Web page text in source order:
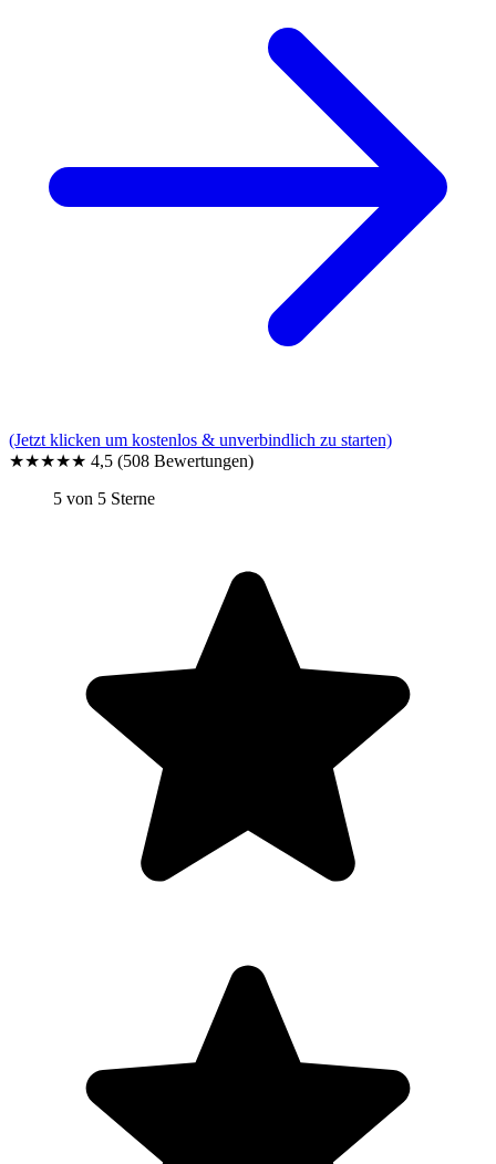
(Jetzt klicken um kostenlos & unverbindlich zu starten)
★★★★★ 4,5 (508 Bewertungen)
5 von 5 Sterne